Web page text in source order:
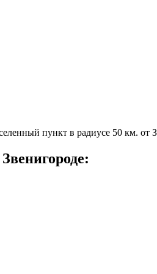
пункт в радиусе 50 км. от